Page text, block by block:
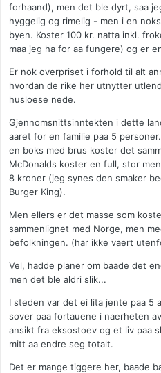
forhaand), men det ble dyrt, saa
hyggelig og rimelig - men i en
byen. Koster 100 kr. natta inkl.
maa jeg ha for aa fungere) og er
Er nok overpriset i forhold til alt
hvordan de rike her utnytter
husloese nede.
Gjennomsnittsinntekten i dette
aaret for en familie paa 5
en boks med brus koster det
McDonalds koster en full, stor
8 kroner (jeg synes den smaker
Burger King).
Men ellers er det masse som
sammenlignet med Norge, men
befolkningen. (har ikke vaert
Vel, hadde planer om baade det
men det ble aldri slik...
I steden var det ei lita jente paa 5
sover paa fortauene i naerheten
ansikt fra eksostoev og et liv paa
mitt aa endre seg totalt.
Det er mange tiggere her, baade